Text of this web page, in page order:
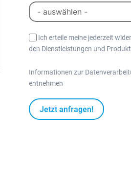
Ich erteile meine jederzeit
den Dienstleistungen und
Informationen zur
entnehmen
Jetzt anfragen!